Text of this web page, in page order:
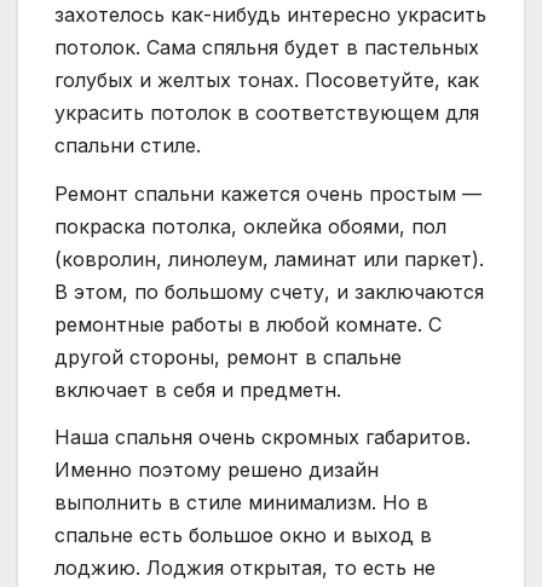
захотелось как-нибудь интересно украсить
потолок. Сама спяльня будет в пастельных
голубых и желтых тонах. Посоветуйте, как
украсить потолок в соответствующем для
спальни стиле.
Ремонт спальни кажется очень простым —
покраска потолка, оклейка обоями, пол
(ковролин, линолеум, ламинат или паркет).
В этом, по большому счету, и заключаются
ремонтные работы в любой комнате. С
другой стороны, ремонт в спальне
включает в себя и предметн.
Наша спальня очень скромных габаритов.
Именно поэтому решено дизайн
выполнить в стиле минимализм. Но в
спальне есть большое окно и выход в
лоджию. Лоджия открытая, то есть не